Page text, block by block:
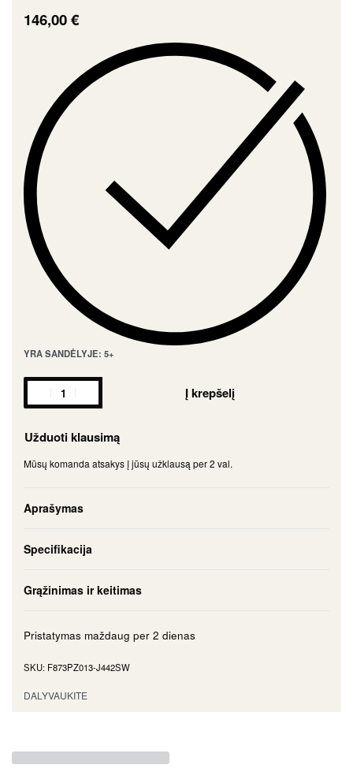
146,00€
YRA SANDĖLYJE: 5+
Į krepšelį
Užduoti klausimą
Mūsų komanda atsakys į jūsų užklausą per 2 val.
Aprašymas
Specifikacija
Grąžinimas ir keitimas
Pristatymas maždaug per 2 dienas
F873PZ013-J442SW
DALYVAUKITE